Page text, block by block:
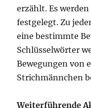
erzählt. Es
festgelegt. Zu
eine bestimmte
Schlüsselwörter
Bewegungen von
Strichmännchen
Weiterführende